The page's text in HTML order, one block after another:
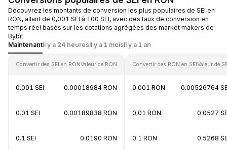
Découvrez les montants de conversion les plus populaires de SEI en
RON, allant de 0,001 SEI à 100 SEI, avec des taux de conversion en
temps réel basés sur les cotations agrégées des market makers de
Bybit.
MaintenantIl y a 24 heuresIl y a 1 moisIl y a 1 an
Convertir des SEI en RONValeur de RON
0.001 SEI 0.00018984 RON
0.01 SEI 0.00189838 RON
0.1 SEI 0.0190 RON
Convertir des RON en SEIValeur de
0.001 RON 0.00526764
0.01 RON 0.0527
0.1 RON 0.5268